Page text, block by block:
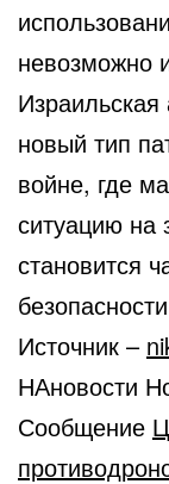
невозможно
Израильская
новый тип
войне, где
ситуацию на
становится
Источник –
НАновости
Сообщение